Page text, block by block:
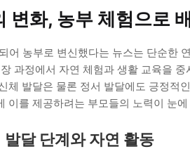
변화, 농부 체험으로
어 농부로 변신했다는 뉴스는 단순한
과정에서 자연 체험과 생활 교육을
체 발달은 물론 정서 발달에도 긍정적
이를 제공하려는 부모들의 노력이 눈에
달 단계와 자연 활동